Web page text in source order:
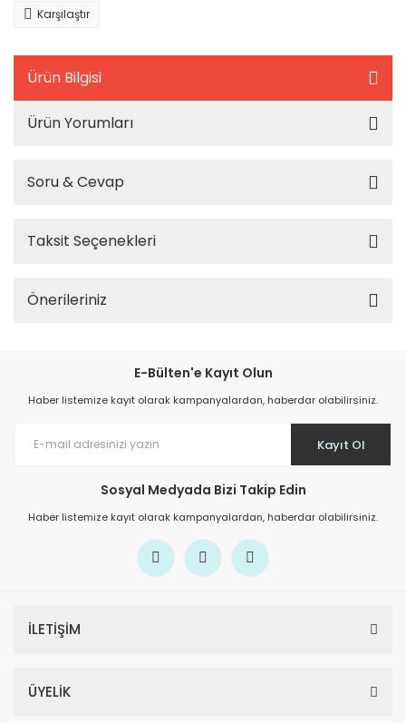
Karşılaştır
Ürün Bilgisi
Ürün Yorumları
Soru & Cevap
Taksit Seçenekleri
Önerileriniz
E-Bülten'e Kayıt Olun
Haber listemize kayıt olarak kampanyalardan, haberdar olabilirsiniz.
Kayıt Ol
Sosyal Medyada Bizi Takip Edin
Haber listemize kayıt olarak kampanyalardan, haberdar olabilirsiniz.
İLETİŞİM
ÜYELİK